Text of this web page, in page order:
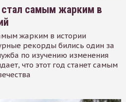
стал самым жарким в
жарким в истории
рекорды бились один за
по изучению изменения
что этот год станет самым